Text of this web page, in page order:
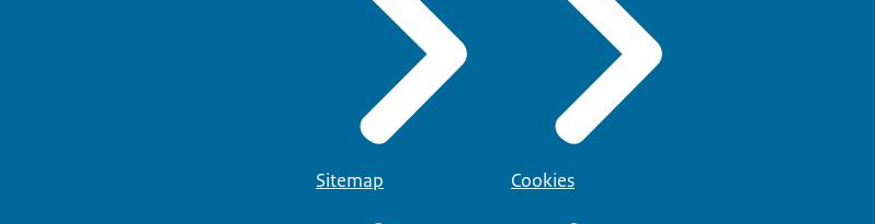
Sitemap Cookies